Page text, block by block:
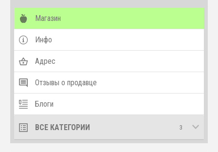
Магазин
Инфо
Адрес
Отзывы о продавце
Блоги
ВСЕ КАТЕГОРИИ 3